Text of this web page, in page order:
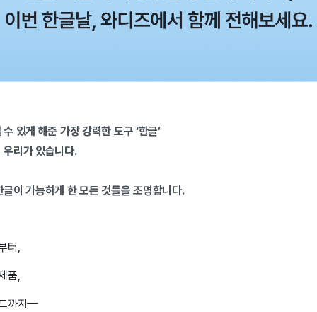
있게 해준 가장 강력한 도구 ‘한글’
우리가 있습니다.
이 가능하게 한 모든 것들을 조명합니다.
터,
품,
까지—